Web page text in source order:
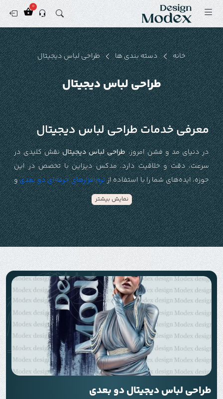
0
خانه دسته بندی ها طراحی لباس دیجیتال
طراحی لباس دیجیتال
معرفی خدمات طراحی لباس دیجیتال
در دنیای مد و فشن امروز،طراحی لباس دیجیتالنقش کلیدی در
سرعت، دقت و خلاقیت دارد. مدکس دیزاین با تخصص در این
حوزه، ایده‌های شما را با استفاده ازنرم‌افزارهای حرفه‌ای دو بعدیو
سه بعدی به واقعیت تبدیل می‌کند. از طراحی گرافیکی و تصاویر دو
بعدی گرفته تا مدل‌سازی سه بعدی و رندرهای باکیفیت، ما طرح‌های
دیجیتالی منحصربه‌فرد ارائه می‌دهیم. هر پروژه کاملاً سفارشی و
مطابق با نیازهای شما اجرا می‌شود تا بهترین نتیجه در زمینه طراحی
لباس دیجیتال حاصل شود.
این خدمات مناسب چه کسانی است؟
خدمات طراحی لباس دیجیتال مدکس دیزاین برایطراحان مد،
برندهای لباس، تولیدکنندگان پوشاک و علاقه‌مندان به فشنایده‌آل
است. با استفاده از ابزارهای پیشرفته دو بعدی وسه بعدی،
می‌توانید ایده‌ها را به طرح‌های دقیق و حرفه‌ای تبدیل کنید. این
خدمات به شما امکان می‌دهد تا بدون صرف هزینه‌های اضافی
نمونه‌سازی فیزیکی، طرح‌های خود را با سرعت و کیفیت بالا آماده
مجموعه‌های دیجیتال باشید، طراحی لباس دیجیتال مدکس دیزاین
نمایش بیشتر
طراحی لباس دیجیتال دو بعدی